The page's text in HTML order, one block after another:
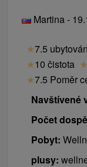
Martina -
★7.5
★10 čistota ★
★7.5 Poměr
Navštívené
Počet
Pobyt:
plusy: